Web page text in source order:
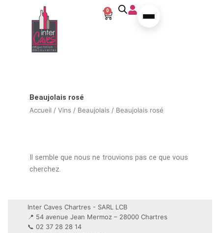
Aller au contenu
0Panier
Beaujolais rosé
Accueil / Vins / Beaujolais / Beaujolais rosé
Il semble que nous ne trouvions pas ce que vous
cherchez.
Inter Caves Chartres - SARL LCB
📍 54 avenue Jean Mermoz – 28000 Chartres
📞 02 37 28 28 14